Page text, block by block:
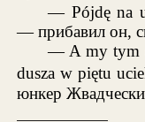
— Pójdę na
— прибавил он,
— A my tym
dusza w piętu
юнкер